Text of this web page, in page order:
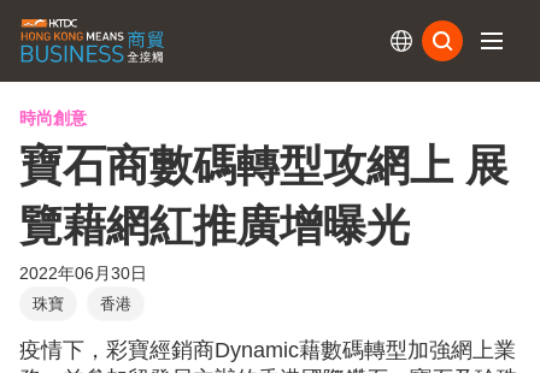
時尚創意
寶石商數碼轉型攻網上 展
覽藉網紅推廣增曝光
2022年06月30日
珠寶 香港
疫情下，彩寶經銷商Dynamic藉數碼轉型加強網上業